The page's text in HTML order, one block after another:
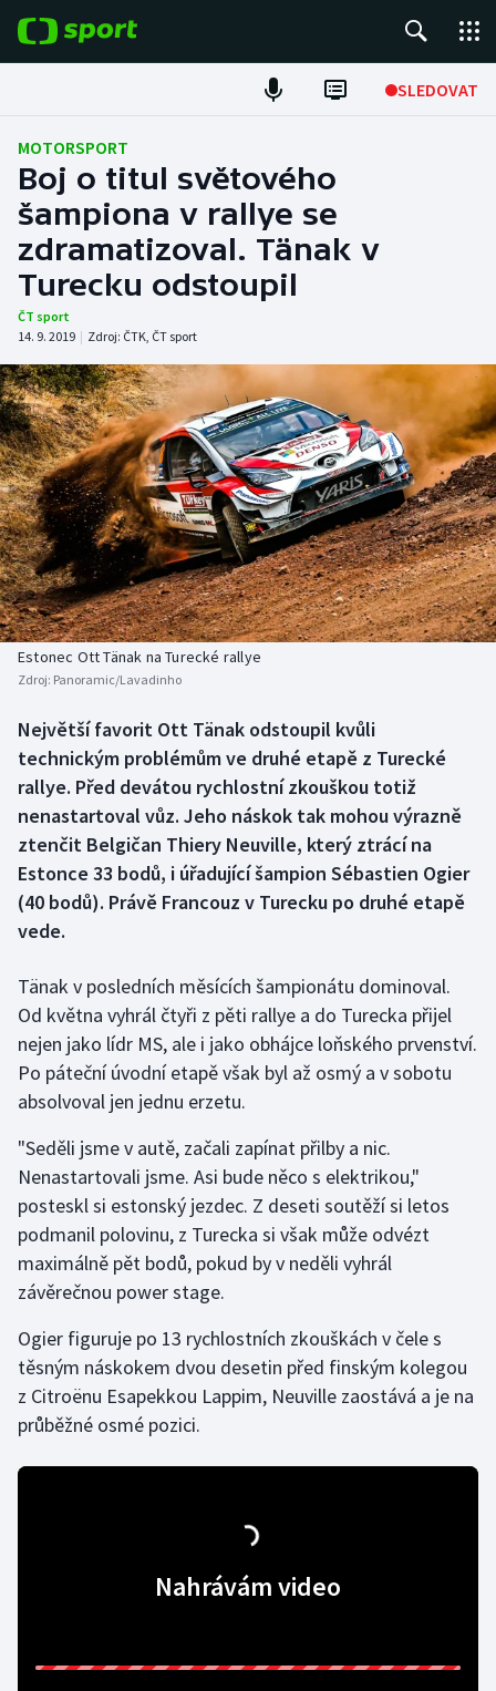
SLEDOVAT
Fotbal
Hokej
Tenis
Atletika
DALŠÍ SPORTY
Americký fotbal
Baseball a softbal
Basketbal
Biatlon
Boby a skeleton
Box
Curling
Dostihy
Florbal
Futsal
Golf
Gymnastika
Házená
Jezdectví
Judo
Krasobruslení
Lyže a snowboard
Moderní pětiboj
Motorsport
NEPŘEHLÉDNĚTE
Soutěže
Historické návraty
Aplikace ČT sport
AZ kvíz
MOTORSPORT
Boj o titul světového
šampiona v rallye se
zdramatizoval. Tänak v
Turecku odstoupil
ČT sport
14. 9. 2019 | Zdroj: ČTK, ČT sport
Estonec Ott Tänak na Turecké rallye
Zdroj: Panoramic/Lavadinho
Největší favorit Ott Tänak odstoupil kvůli
technickým problémům ve druhé etapě z Turecké
rallye. Před devátou rychlostní zkouškou totiž
nenastartoval vůz. Jeho náskok tak mohou výrazně
ztenčit Belgičan Thiery Neuville, který ztrácí na
Estonce 33 bodů, i úřadující šampion Sébastien Ogier
(40 bodů). Právě Francouz v Turecku po druhé etapě
vede.
Tänak v posledních měsících šampionátu dominoval.
Od května vyhrál čtyři z pěti rallye a do Turecka přijel
nejen jako lídr MS, ale i jako obhájce loňského prvenství.
Po páteční úvodní etapě však byl až osmý a v sobotu
absolvoval jen jednu erzetu.
"Seděli jsme v autě, začali zapínat přilby a nic.
Nenastartovali jsme. Asi bude něco s elektrikou,"
posteskl si estonský jezdec. Z deseti soutěží si letos
podmanil polovinu, z Turecka si však může odvézt
maximálně pět bodů, pokud by v neděli vyhrál
závěrečnou power stage.
Ogier figuruje po 13 rychlostních zkouškách v čele s
těsným náskokem dvou desetin před finským kolegou
z Citroënu Esapekkou Lappim, Neuville zaostává a je na
průběžné osmé pozici.
Nahrávám video